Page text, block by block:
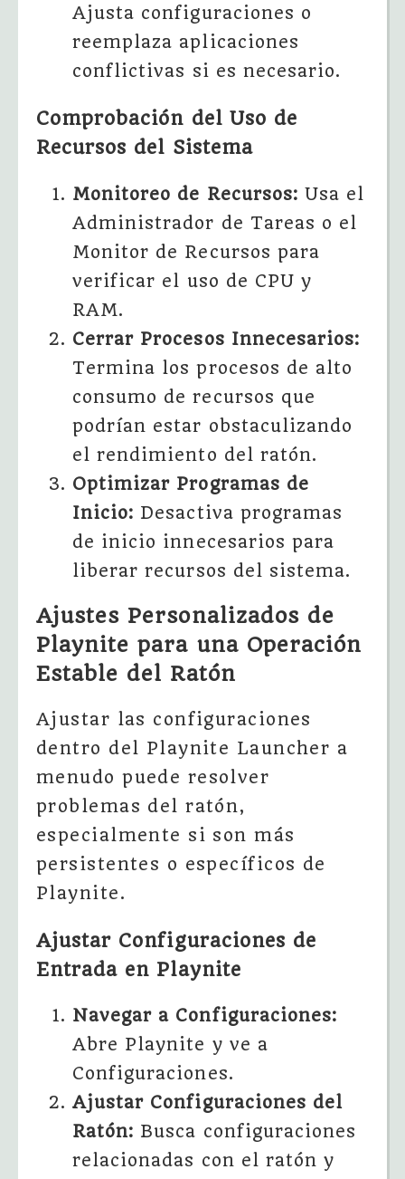
Ajusta configuraciones o
reemplaza aplicaciones
conflictivas si es necesario.
Comprobación del Uso de
Recursos del Sistema
Monitoreo de Recursos: Usa el
Administrador de Tareas o el
Monitor de Recursos para
verificar el uso de CPU y
RAM.
Cerrar Procesos Innecesarios:
Termina los procesos de alto
consumo de recursos que
podrían estar obstaculizando
el rendimiento del ratón.
Optimizar Programas de
Inicio: Desactiva programas
de inicio innecesarios para
liberar recursos del sistema.
Ajustes Personalizados de
Playnite para una Operación
Estable del Ratón
Ajustar las configuraciones
dentro del Playnite Launcher a
menudo puede resolver
problemas del ratón,
especialmente si son más
persistentes o específicos de
Playnite.
Ajustar Configuraciones de
Entrada en Playnite
Navegar a Configuraciones:
Abre Playnite y ve a
Configuraciones.
Ajustar Configuraciones del
Ratón: Busca configuraciones
relacionadas con el ratón y